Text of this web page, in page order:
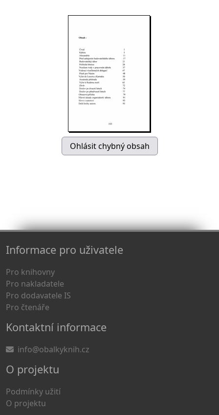
Informace pro uživatele
Pro knihovny
Pro nakladatele
Pro dodavatele IS
Pro čtenáře
Kontaktní informace
info@obalkyknih.cz
O projektu
Podmínky užití
O projektu